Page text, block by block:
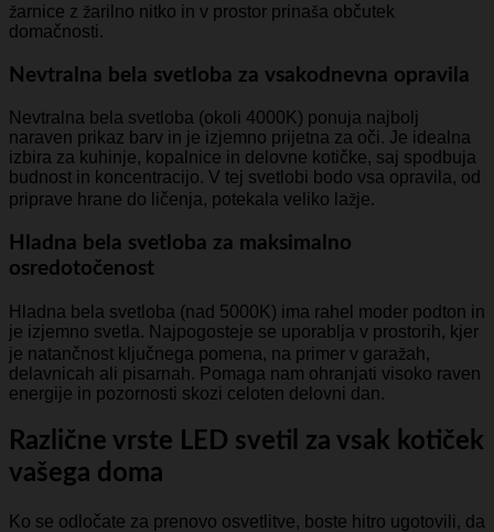
žarnice z žarilno nitko in v prostor prinaša občutek
domačnosti.
Nevtralna bela svetloba za vsakodnevna opravila
Nevtralna bela svetloba (okoli 4000K) ponuja najbolj
naraven prikaz barv in je izjemno prijetna za oči. Je idealna
izbira za kuhinje, kopalnice in delovne kotičke, saj spodbuja
budnost in koncentracijo. V tej svetlobi bodo vsa opravila, od
priprave hrane do ličenja, potekala veliko lažje.
Hladna bela svetloba za maksimalno
osredotočenost
Hladna bela svetloba (nad 5000K) ima rahel moder podton in
je izjemno svetla. Najpogosteje se uporablja v prostorih, kjer
je natančnost ključnega pomena, na primer v garažah,
delavnicah ali pisarnah. Pomaga nam ohranjati visoko raven
energije in pozornosti skozi celoten delovni dan.
Različne vrste LED svetil za vsak kotiček
vašega doma
Ko se odločate za prenovo osvetlitve, boste hitro ugotovili, da